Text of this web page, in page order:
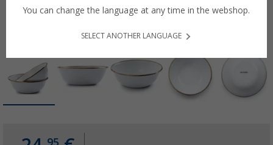
95
You can change the language at any time in the webshop.
SELECT ANOTHER LANGUAGE